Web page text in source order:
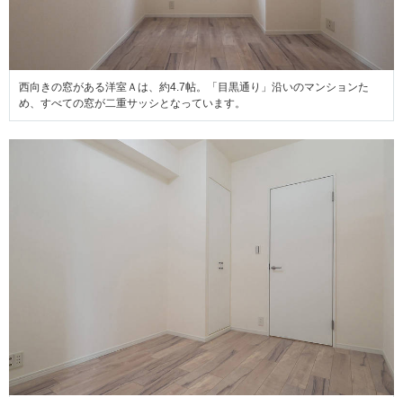
西向きの窓がある洋室Ａは、約4.7帖。「目黒通り」沿いのマンションた
め、すべての窓が二重サッシとなっています。